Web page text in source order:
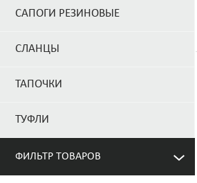
САПОГИ РЕЗИНОВЫЕ
СЛАНЦЫ
ТАПОЧКИ
ТУФЛИ
ФИЛЬТР ТОВАРОВ